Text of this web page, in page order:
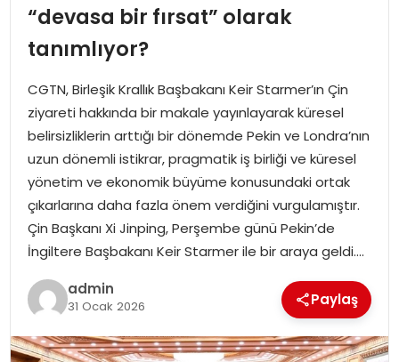
SPOR
EKONOMI
MAGAZIN
TEKNOLOJI
“devasa bir fırsat” olarak
tanımlıyor?
CGTN, Birleşik Krallık Başbakanı Keir Starmer’ın Çin
ziyareti hakkında bir makale yayınlayarak küresel
belirsizliklerin arttığı bir dönemde Pekin ve Londra’nın
uzun dönemli istikrar, pragmatik iş birliği ve küresel
yönetim ve ekonomik büyüme konusundaki ortak
çıkarlarına daha fazla önem verdiğini vurgulamıştır.
Çin Başkanı Xi Jinping, Perşembe günü Pekin’de
İngiltere Başbakanı Keir Starmer ile bir araya geldi….
admin
31 Ocak 2026 Paylaş